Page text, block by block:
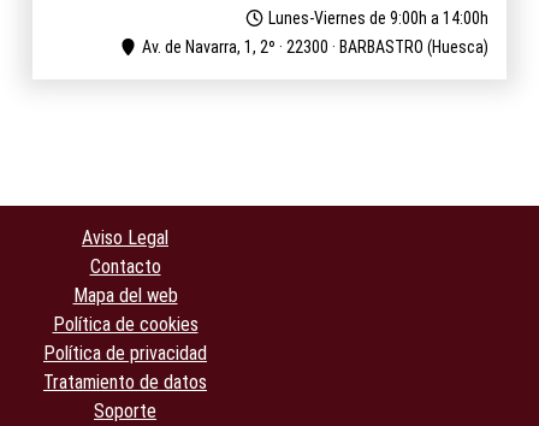
Lunes-Viernes de 9:00h a 14:00h
Av. de Navarra, 1, 2º · 22300 · BARBASTRO (Huesca)
Aviso Legal
Contacto
Mapa del web
Política de cookies
Política de privacidad
Tratamiento de datos
Soporte